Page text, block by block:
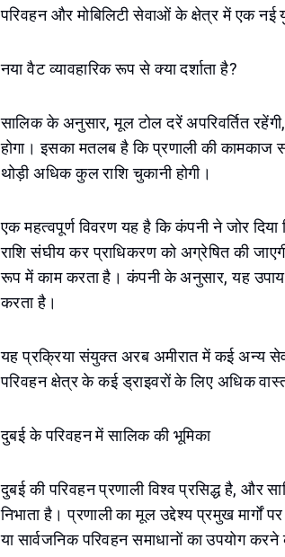
परिवहन और मोबिलिटी सेवाओं के क्षेत्र में एक
नया वैट व्यावहारिक रूप से क्या दर्शाता है?
सालिक के अनुसार, मूल टोल दरें अपरिवर्तित
होगा। इसका मतलब है कि प्रणाली की कामकाज
थोड़ी अधिक कुल राशि चुकानी होगी।
एक महत्वपूर्ण विवरण यह है कि कंपनी ने जोर
राशि संघीय कर प्राधिकरण को अग्रेषित की
रूप में काम करता है। कंपनी के अनुसार, यह उपाय
करता है।
यह प्रक्रिया संयुक्त अरब अमीरात में कई अन्य
परिवहन क्षेत्र के कई ड्राइवरों के लिए अधिक
दुबई के परिवहन में सालिक की भूमिका
दुबई की परिवहन प्रणाली विश्व प्रसिद्ध है, और
निभाता है। प्रणाली का मूल उद्देश्य प्रमुख मार्गों
या सार्वजनिक परिवहन समाधानों का उपयोग करने